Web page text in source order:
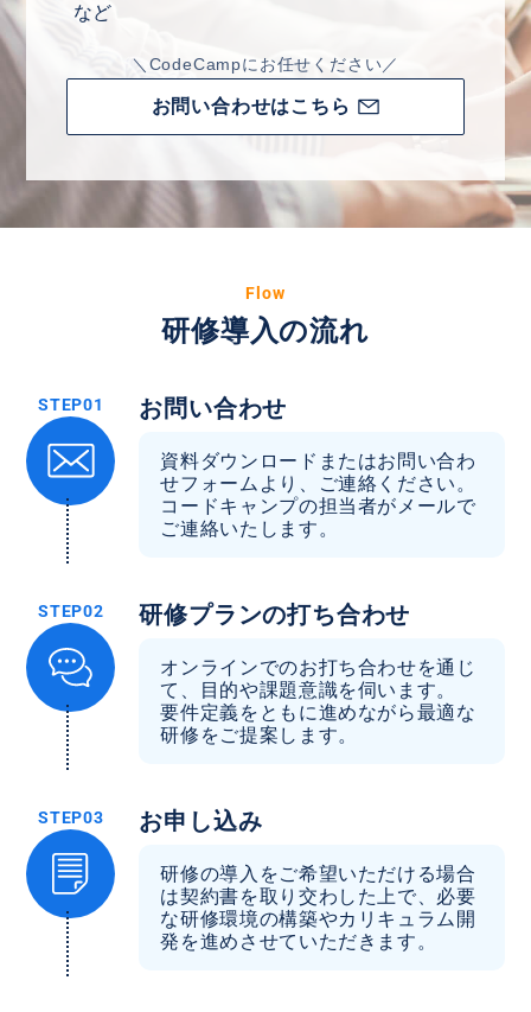
など
＼CodeCampにお任せください／
お問い合わせはこちら
Flow
研修導入の流れ
お問い合わせ
資料ダウンロードまたはお問い合わ
せフォームより、ご連絡ください。
コードキャンプの担当者がメールで
ご連絡いたします。
研修プランの打ち合わせ
オンラインでのお打ち合わせを通じ
て、目的や課題意識を伺います。
要件定義をともに進めながら最適な
研修をご提案します。
お申し込み
研修の導入をご希望いただける場合
は契約書を取り交わした上で、必要
な研修環境の構築やカリキュラム開
発を進めさせていただきます。